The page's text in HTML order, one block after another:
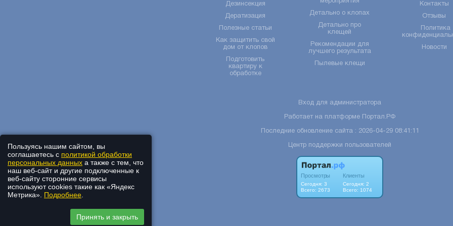
Пользуясь нашим сайтом, вы
соглашаетесь с политикой обработки
персональных данных а также с тем, что
наш веб-сайт и другие подключенные к
веб-сайту сторонние сервисы
используют cookies такие как «Яндекс
Метрика». Подробнее
Принять и закрыть
Дезинсекция
Дератизация
Полезные статьи
Как защитить свой
дом от клопов
Подготовить
квартиру к
обработке
Детально о клопах
Детально про
клещей
Рекомендации для
лучшего результата
Пылевые клещи
Контакты
Отзывы
Политика
Новости
Вход для администратора
Работает на платформе Портал.РФ
Последние обновление сайта : 2026-04-29 08:41:11
Центр поддержки пользователей